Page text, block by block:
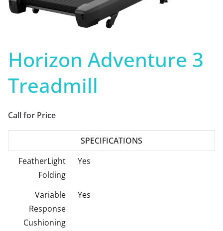
Horizon Adventure 3
Treadmill
Call for Price
SPECIFICATIONS
FeatherLight
Folding
Yes
Variable
Response
Cushioning
Yes